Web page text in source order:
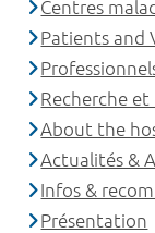
Centres
Patients and
Recherche
About the
Actualités &
Infos &
Présentation